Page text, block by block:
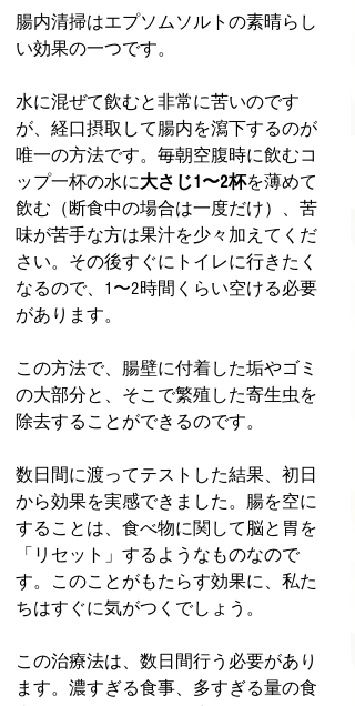
腸内清掃はエプソムソルトの素晴らし
い効果の一つです。
水に混ぜて飲むと非常に苦いのです
が、経口摂取して腸内を瀉下するのが
唯一の方法です。毎朝空腹時に飲むコ
ップ一杯の水に大さじ1〜2杯を薄めて
飲む（断食中の場合は一度だけ）、苦
味が苦手な方は果汁を少々加えてくだ
さい。その後すぐにトイレに行きたく
なるので、1〜2時間くらい空ける必要
があります。
この方法で、腸壁に付着した垢やゴミ
の大部分と、そこで繁殖した寄生虫を
除去することができるのです。
数日間に渡ってテストした結果、初日
から効果を実感できました。腸を空に
することは、食べ物に関して脳と胃を
「リセット」するようなものなので
す。このことがもたらす効果に、私た
ちはすぐに気がつくでしょう。
この治療法は、数日間行う必要があり
ます。濃すぎる食事、多すぎる量の食